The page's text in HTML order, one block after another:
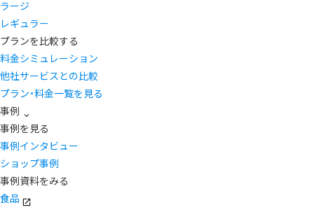
ラージ
レギュラー
プランを比較する
料金シミュレーション
他社サービスとの比較
プラン・料金一覧を見る
事例
事例を見る
事例インタビュー
ショップ事例
事例資料をみる
食品